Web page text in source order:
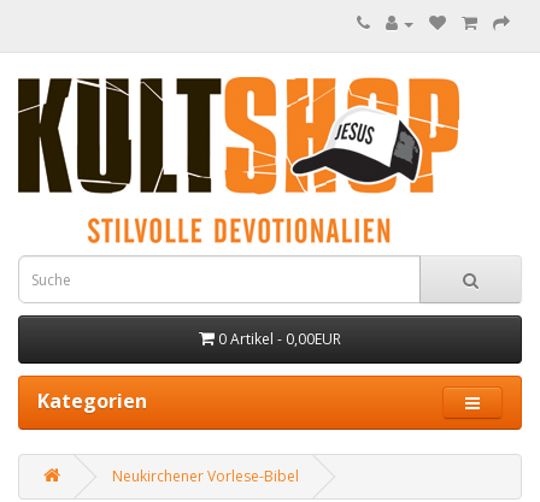
0 Artikel - 0,00EUR
Kategorien
Neukirchener Vorlese-Bibel